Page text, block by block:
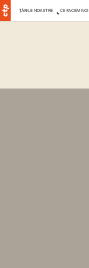
ȚĂRILE NOASTRE CE FACEM NOI